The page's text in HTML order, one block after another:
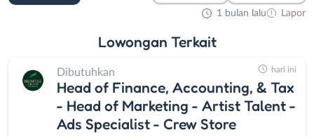
1 bulan lalu Lapor
Lowongan Terkait
Dibutuhkan
Head of Finance, Accounting, & Tax
- Head of Marketing - Artist Talent -
Ads Specialist - Crew Store
hari ini